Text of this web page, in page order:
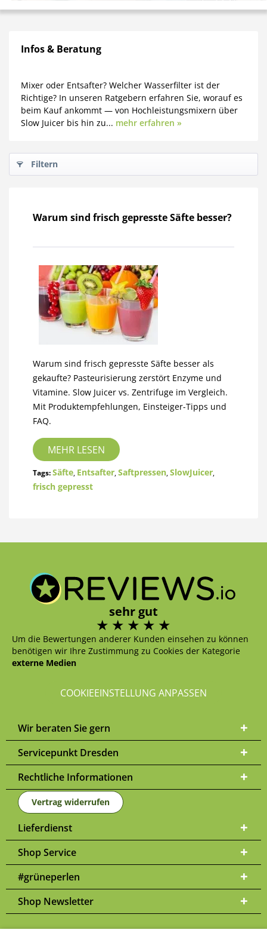
Infos & Beratung
Mixer oder Entsafter? Welcher Wasserfilter ist der
Richtige? In unseren Ratgebern erfahren Sie, worauf es
beim Kauf ankommt — von Hochleistungsmixern über
Slow Juicer bis hin zu... mehr erfahren »
Filtern
Warum sind frisch gepresste Säfte besser?
Warum sind frisch gepresste Säfte besser als
gekaufte? Pasteurisierung zerstört Enzyme und
Vitamine. Slow Juicer vs. Zentrifuge im Vergleich.
Mit Produktempfehlungen, Einsteiger-Tipps und
FAQ.
MEHR LESEN
Tags:Säfte, Entsafter,Saftpressen,SlowJuicer,
frisch gepresst
sehr gut
Um die Bewertungen anderer Kunden einsehen zu können
benötigen wir Ihre Zustimmung zu Cookies der Kategorie
externe Medien
COOKIEEINSTELLUNG ANPASSEN
Wir beraten Sie gern
Servicepunkt Dresden
Rechtliche Informationen
Vertrag widerrufen
Lieferdienst
Shop Service
#grüneperlen
Shop Newsletter